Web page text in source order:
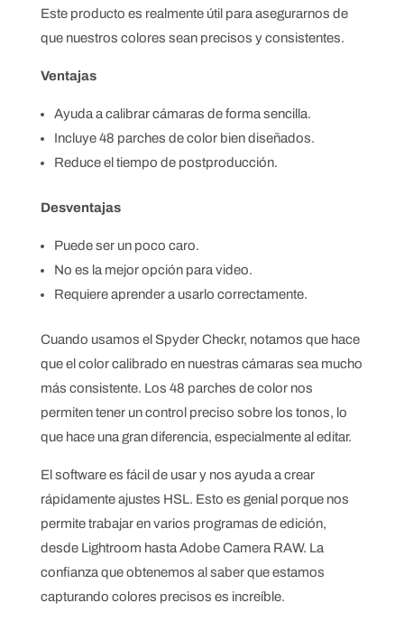
Este producto es realmente útil para asegurarnos de
que nuestros colores sean precisos y consistentes.
Ventajas
Ayuda a calibrar cámaras de forma sencilla.
Incluye 48 parches de color bien diseñados.
Reduce el tiempo de postproducción.
Desventajas
Puede ser un poco caro.
No es la mejor opción para video.
Requiere aprender a usarlo correctamente.
Cuando usamos el Spyder Checkr, notamos que hace
que el color calibrado en nuestras cámaras sea mucho
más consistente. Los 48 parches de color nos
permiten tener un control preciso sobre los tonos, lo
que hace una gran diferencia, especialmente al editar.
El software es fácil de usar y nos ayuda a crear
rápidamente ajustes HSL. Esto es genial porque nos
permite trabajar en varios programas de edición,
desde Lightroom hasta Adobe Camera RAW. La
confianza que obtenemos al saber que estamos
capturando colores precisos es increíble.